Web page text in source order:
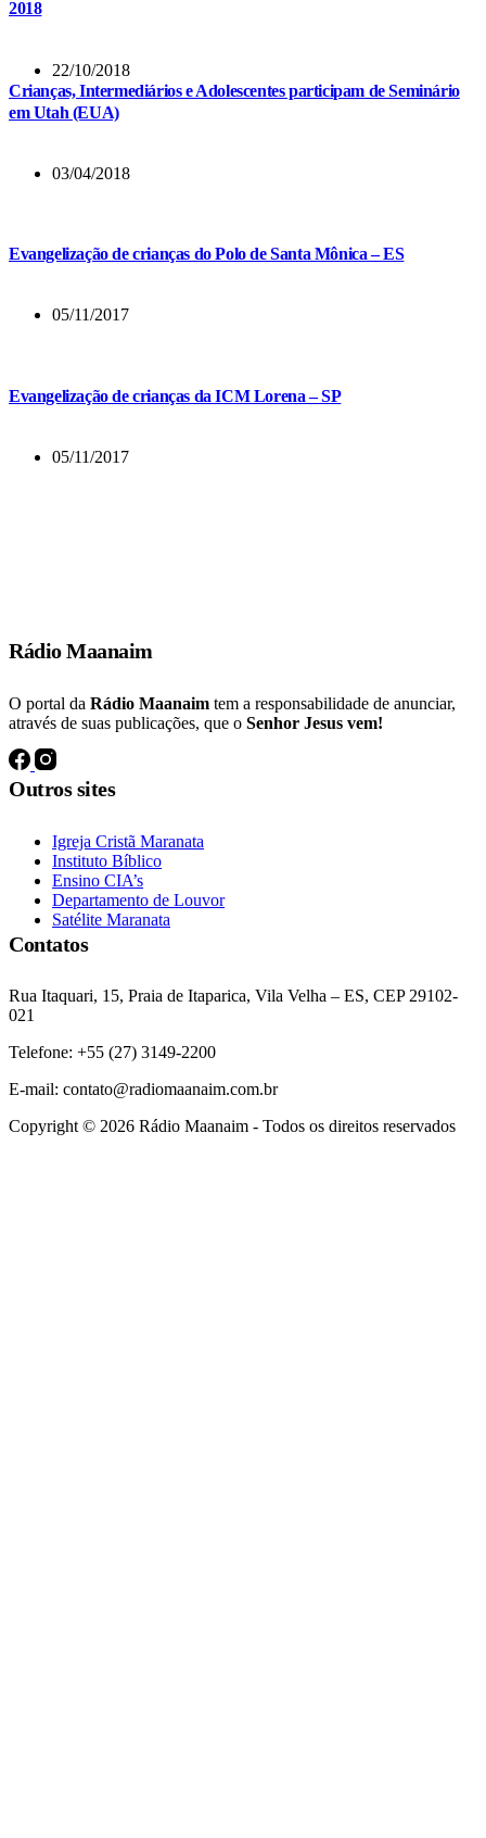
2018
22/10/2018
Crianças, Intermediários e Adolescentes participam de Seminário
em Utah (EUA)
03/04/2018
Evangelização de crianças do Polo de Santa Mônica – ES
05/11/2017
Evangelização de crianças da ICM Lorena – SP
05/11/2017
Rádio Maanaim
O portal da Rádio Maanaim tem a responsabilidade de anunciar,
através de suas publicações, que o Senhor Jesus vem!
Outros sites
Igreja Cristã Maranata
Instituto Bíblico
Ensino CIA’s
Departamento de Louvor
Satélite Maranata
Contatos
Rua Itaquari, 15, Praia de Itaparica, Vila Velha – ES, CEP 29102-
021
Telefone: +55 (27) 3149-2200
E-mail: contato@radiomaanaim.com.br
Copyright © 2026 Rádio Maanaim - Todos os direitos reservados